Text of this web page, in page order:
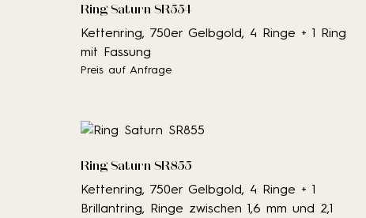
Ring Saturn SR554
Kettenring, 750er Gelbgold, 4 Ringe + 1 Ring
mit Fassung
Preis auf Anfrage
Ring Saturn SR855
Kettenring, 750er Gelbgold, 4 Ringe + 1
Brillantring, Ringe zwischen 1,6 mm und 2,1